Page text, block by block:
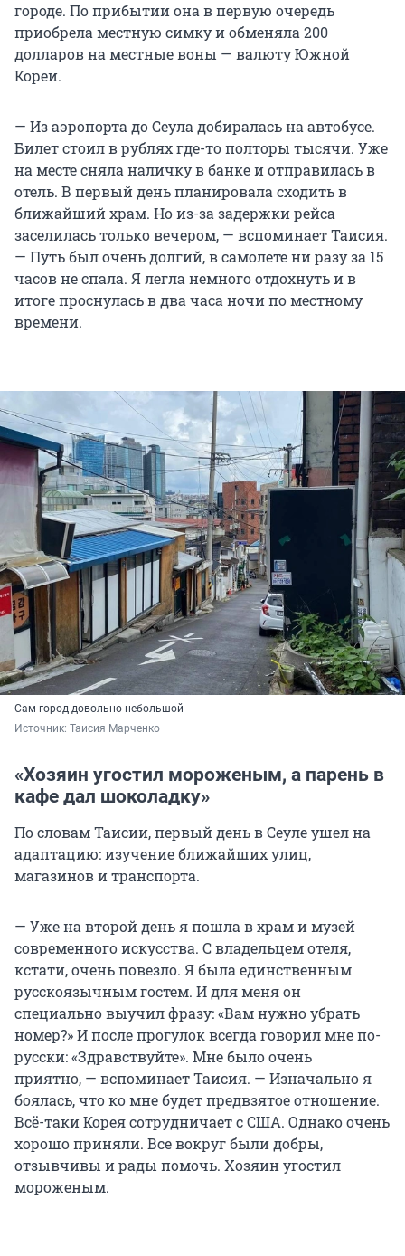
городе. По прибытии она в первую очередь
приобрела местную симку и обменяла 200
долларов на местные воны — валюту Южной
Кореи.
— Из аэропорта до Сеула добиралась на автобусе.
Билет стоил в рублях где-то полторы тысячи. Уже
на месте сняла наличку в банке и отправилась в
отель. В первый день планировала сходить в
ближайший храм. Но из-за задержки рейса
заселилась только вечером, — вспоминает Таисия.
— Путь был очень долгий, в самолете ни разу за 15
часов не спала. Я легла немного отдохнуть и в
итоге проснулась в два часа ночи по местному
времени.
Сам город довольно небольшой
Источник: Таисия Марченко
«Хозяин угостил мороженым, а парень в
кафе дал шоколадку»
По словам Таисии, первый день в Сеуле ушел на
адаптацию: изучение ближайших улиц,
магазинов и транспорта.
— Уже на второй день я пошла в храм и музей
современного искусства. С владельцем отеля,
кстати, очень повезло. Я была единственным
русскоязычным гостем. И для меня он
специально выучил фразу: «Вам нужно убрать
номер?» И после прогулок всегда говорил мне по-
русски: «Здравствуйте». Мне было очень
приятно, — вспоминает Таисия. — Изначально я
боялась, что ко мне будет предвзятое отношение.
Всё-таки Корея сотрудничает с США. Однако очень
хорошо приняли. Все вокруг были добры,
отзывчивы и рады помочь. Хозяин угостил
мороженым.